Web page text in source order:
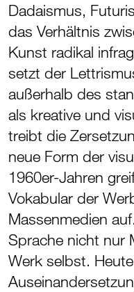
Dadaismus,
das Verhältnis
Kunst radikal
setzt der
außerhalb des
als kreative und
treibt die
neue Form der
1960er-Jahren
Vokabular der
Massenmedien
Sprache nicht nur
Werk selbst.